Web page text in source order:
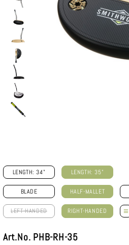
LENGTH: 34" LENGTH: 35"
BLADE HALF-MALLET
LEFT-HANDED RIGHT-HANDED ≡
Art.No. PHB-RH-35